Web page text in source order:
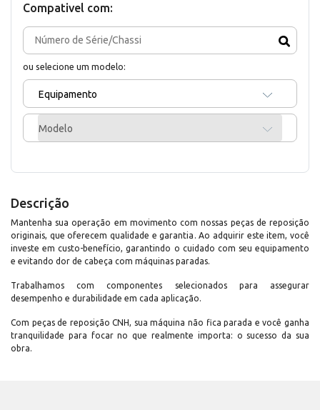
Compativel com:
ou selecione um modelo:
Equipamento
Modelo
Descrição
Mantenha sua operação em movimento com nossas peças de reposição
originais, que oferecem qualidade e garantia. Ao adquirir este item, você
investe em custo-benefício, garantindo o cuidado com seu equipamento
e evitando dor de cabeça com máquinas paradas.
Trabalhamos com componentes selecionados para assegurar
desempenho e durabilidade em cada aplicação.
Com peças de reposição CNH, sua máquina não fica parada e você ganha
tranquilidade para focar no que realmente importa: o sucesso da sua
obra.